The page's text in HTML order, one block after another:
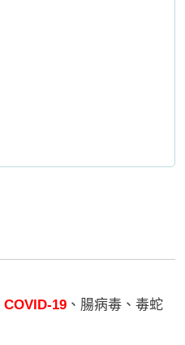
COVID-19 、腸病毒、毒蛇